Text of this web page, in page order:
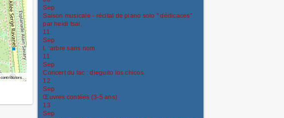
contributors.
Sep
Saison musicale - récital de piano solo " dédicaces"
par heidi tsai.
11
Sep
L ‘arbre sans nom
11
Sep
Concert du lac : dieguito los chicos
12
Sep
Œuvres contées (3-5 ans)
13
Sep